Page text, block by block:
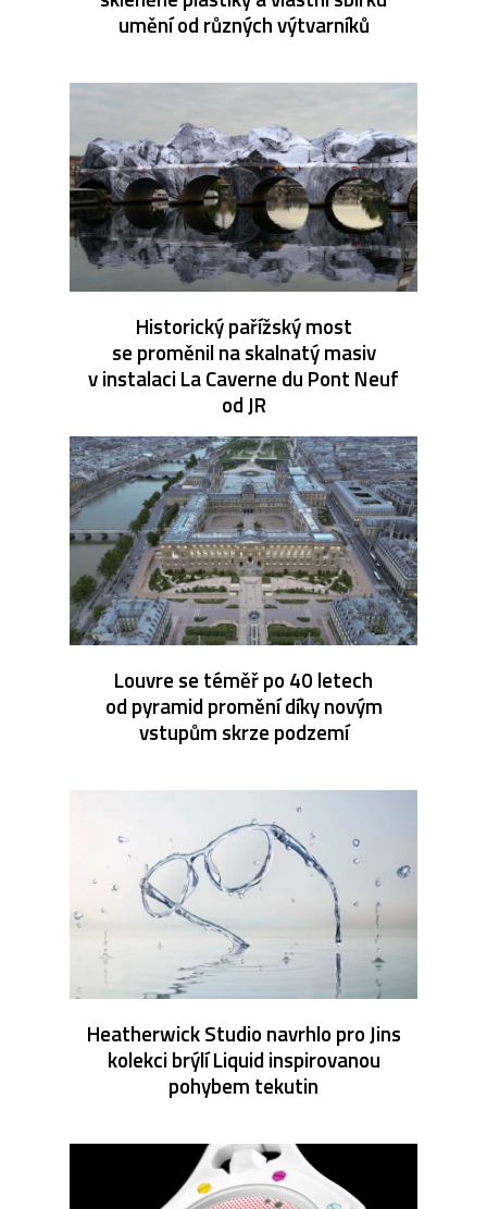
umění od různých výtvarníků
Historický pařížský most
se proměnil na skalnatý masiv
v instalaci La Caverne du Pont Neuf
od JR
Louvre se téměř po 40 letech
od pyramid promění díky novým
vstupům skrze podzemí
Heatherwick Studio navrhlo pro Jins
kolekci brýlí Liquid inspirovanou
pohybem tekutin